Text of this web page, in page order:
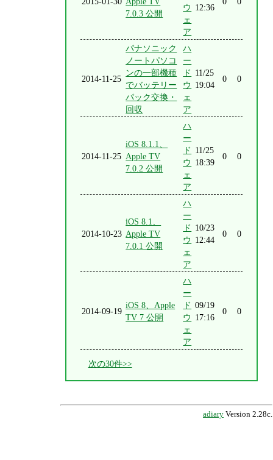
7.0.3 公開
ウ
ェ
ア
12:36
2014-11-25
パナソニック
ノートパソコ
ンの一部機種
でバッテリー
パック交換・
回収
ハ
ー
ド
ウ
ェ
ア
11/25
19:04
0 0
2014-11-25
iOS 8.1.1、
Apple TV
7.0.2 公開
ハ
ー
ド
ウ
ェ
ア
11/25
18:39
0 0
2014-10-23
iOS 8.1、
Apple TV
7.0.1 公開
ハ
ー
ド
ウ
ェ
ア
10/23
12:44
0 0
2014-09-19
iOS 8、Apple
TV 7 公開
ハ
ー
ド
ウ
ェ
ア
09/19
17:16
0 0
次の30件>>
adiary Version 2.28c.